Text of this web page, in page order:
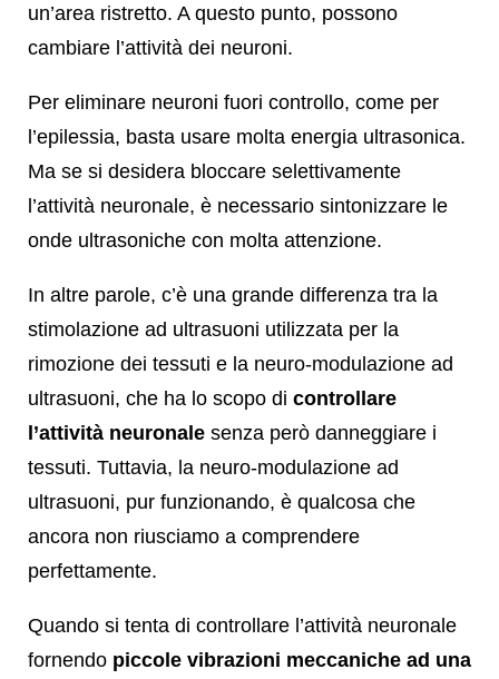
un’area ristretto. A questo punto, possono
cambiare l’attività dei neuroni.
Per eliminare neuroni fuori controllo, come per
l’epilessia, basta usare molta energia ultrasonica.
Ma se si desidera bloccare selettivamente
l’attività neuronale, è necessario sintonizzare le
onde ultrasoniche con molta attenzione.
In altre parole, c’è una grande differenza tra la
stimolazione ad ultrasuoni utilizzata per la
rimozione dei tessuti e la neuro-modulazione ad
ultrasuoni, che ha lo scopo di controllare
l’attività neuronale senza però danneggiare i
tessuti. Tuttavia, la neuro-modulazione ad
ultrasuoni, pur funzionando, è qualcosa che
ancora non riusciamo a comprendere
perfettamente.
Quando si tenta di controllare l’attività neuronale
fornendo piccole vibrazioni meccaniche ad una